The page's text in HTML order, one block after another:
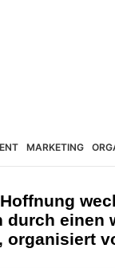
MARKETING
durch einen
organisiert